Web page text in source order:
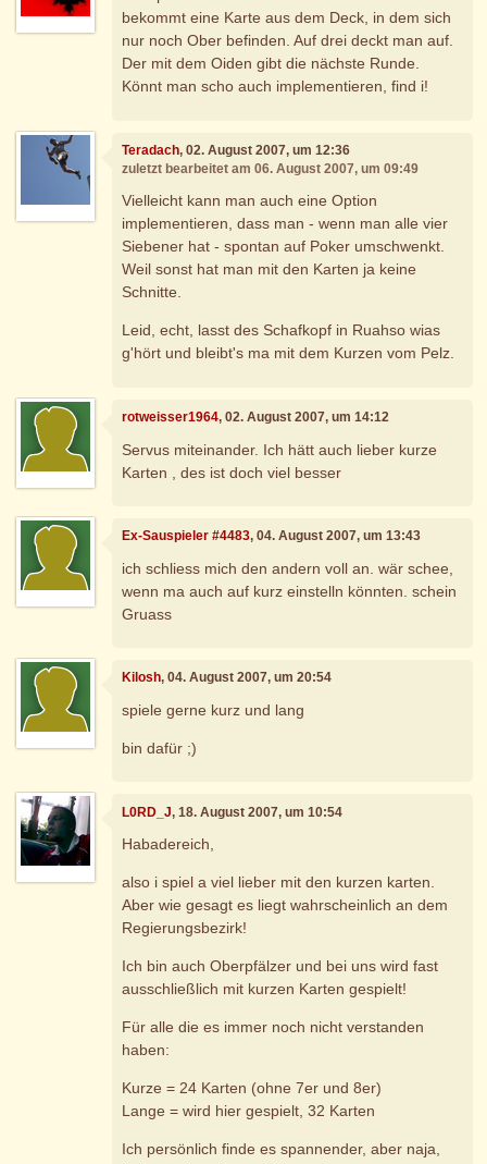
bekommt eine Karte aus dem Deck, in dem sich
nur noch Ober befinden. Auf drei deckt man auf.
Der mit dem Oiden gibt die nächste Runde.
Könnt man scho auch implementieren, find i!
Teradach, 02. August 2007, um 12:36
zuletzt bearbeitet am 06. August 2007, um 09:49
Vielleicht kann man auch eine Option
implementieren, dass man - wenn man alle vier
Siebener hat - spontan auf Poker umschwenkt.
Weil sonst hat man mit den Karten ja keine
Schnitte.
Leid, echt, lasst des Schafkopf in Ruahso wias
g'hört und bleibt's ma mit dem Kurzen vom Pelz.
rotweisser1964, 02. August 2007, um 14:12
Servus miteinander. Ich hätt auch lieber kurze
Karten , des ist doch viel besser
Ex-Sauspieler #4483, 04. August 2007, um 13:43
ich schliess mich den andern voll an. wär schee,
wenn ma auch auf kurz einstelln könnten. schein
Gruass
Kilosh, 04. August 2007, um 20:54
spiele gerne kurz und lang
bin dafür ;)
L0RD_J, 18. August 2007, um 10:54
Habadereich,
also i spiel a viel lieber mit den kurzen karten.
Aber wie gesagt es liegt wahrscheinlich an dem
Regierungsbezirk!
Ich bin auch Oberpfälzer und bei uns wird fast
ausschließlich mit kurzen Karten gespielt!
Für alle die es immer noch nicht verstanden
haben:
Kurze = 24 Karten (ohne 7er und 8er)
Lange = wird hier gespielt, 32 Karten
Ich persönlich finde es spannender, aber naja,